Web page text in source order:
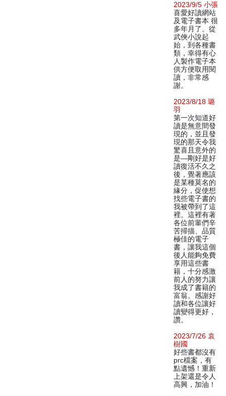
2023/9/5 小張
喜愛好讀網站
及電子書本 很
多年月了。從
武俠小說起
始，到各種書
類，幸得有心
人製作電子本
供方便取用閱
讀，非常感
謝。
2023/8/18 璐
羽
第一次知道好
讀是無意間發
現的，並且發
現的那天令我
驚喜且意外的
是—剛好是好
讀復活不久之
後，覺著應該
是某種莫名的
緣分，促使想
找些電子書的
我被帶到了這
裡。這裡有著
各位前輩們辛
苦掃描、品質
極佳的電子
書，讓我這個
後人能夠免費
享用這些書
籍，十分感激
前人的努力讓
我成了書籍的
富翁。感謝好
讀和各位讓好
讀變得更好，
讚。
2023/7/26 袁
樹國
好些書都沒有
prc檔案，有
點遺憾！重新
上架還是令人
高興，加油！